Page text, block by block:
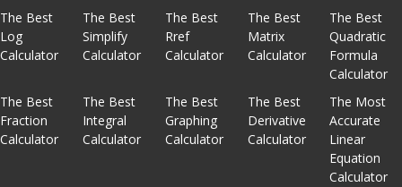
The Best
Log
Calculator
The Best
Simplify
Calculator
The Best
Rref
Calculator
The Best
Matrix
Calculator
The Best
Quadratic
Formula
Calculator
The Best
Fraction
Calculator
The Best
Integral
Calculator
The Best
Graphing
Calculator
The Best
Derivative
Calculator
The Most
Accurate
Linear
Equation
Calculator